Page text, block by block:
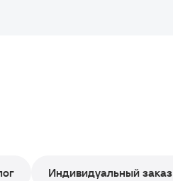
Индивидуальный заказ